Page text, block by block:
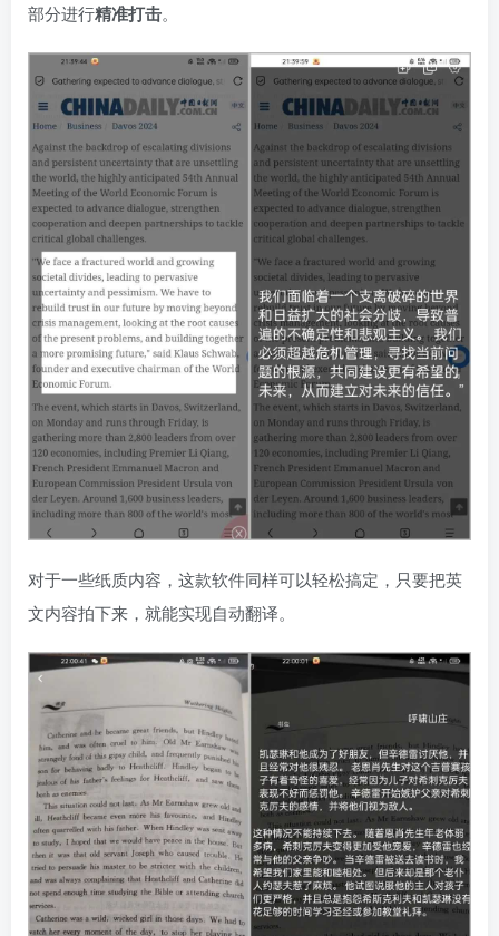
部分进行精准打击。
对于一些纸质内容，这款软件同样可以轻松搞定，只要把英
文内容拍下来，就能实现自动翻译。